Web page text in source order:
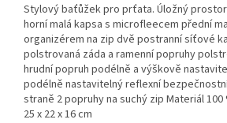
Stylový baťůžek pro prťata. Úložný prostor
horní malá kapsa s microfleecem přední
organizérem na zip dvě postranní síťové
polstrovaná záda a ramenní popruhy
hrudní popruh podélně a výškově
podélně nastavitelný reflexní
straně 2 popruhy na suchý zip Materiál
25 x 22 x 16 cm